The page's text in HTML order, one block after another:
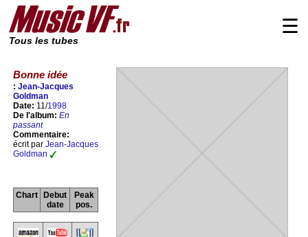
Tous les tubes
☰
Bonne idée
: Jean-Jacques
Goldman
Date: 11/1998
De l'album: En
passant
Commentaire:
écrit par Jean-Jacques
Goldman
Chart
Debut
date
Peak
pos.